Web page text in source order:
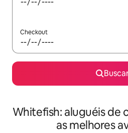
Checkout
Whitefish: aluguéis de
as melhores